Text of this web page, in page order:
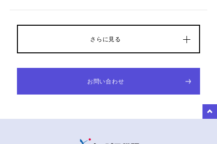
さらに見る
お問い合わせ